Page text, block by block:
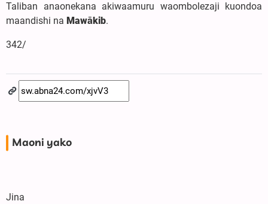
Taliban anaonekana akiwaamuru waombolezaji kuondoa
maandishi na Mawākib.
342/
Maoni yako
Jina